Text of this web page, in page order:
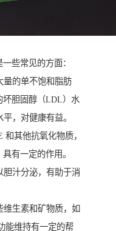
些常见的方面：
量的单不饱和脂肪
坏胆固醇（LDL）水
，对健康有益。
其他抗氧化物质，
有一定的作用。
胆汁分泌，有助于消
维生素和矿物质，如
能维持有一定的帮